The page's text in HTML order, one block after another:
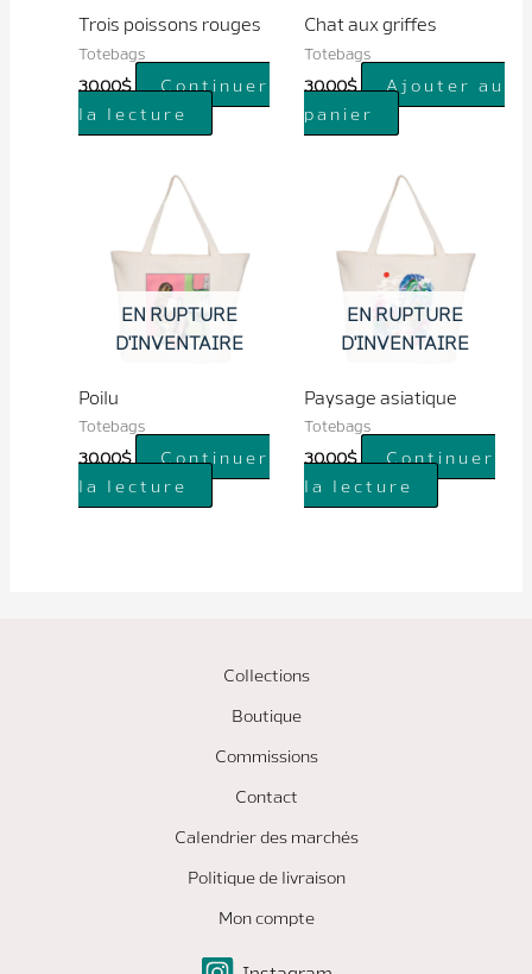
Trois poissons rouges
Totebags
30.00$
Continuer
la lecture
Chat aux griffes
Totebags
30.00$
Ajouter au
panier
EN RUPTURE
D'INVENTAIRE
Poilu
Totebags
30.00$
Continuer
la lecture
EN RUPTURE
D'INVENTAIRE
Paysage asiatique
Totebags
30.00$
Continuer
la lecture
Collections
Boutique
Commissions
Contact
Calendrier des marchés
Politique de livraison
Mon compte